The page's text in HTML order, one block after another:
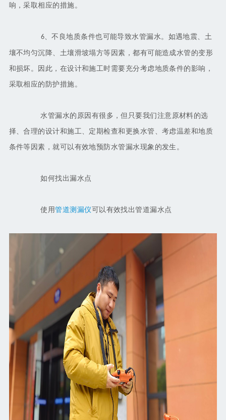
响，采取相应的措施。
6、不良地质条件也可能导致水管漏水。如遇地震、土
壤不均匀沉降、土壤滑坡塌方等因素，都有可能造成水管的变形
和损坏。因此，在设计和施工时需要充分考虑地质条件的影响，
采取相应的防护措施。
水管漏水的原因有很多，但只要我们注意原材料的选
择、合理的设计和施工、定期检查和更换水管、考虑温差和地质
条件等因素，就可以有效地预防水管漏水现象的发生。
如何找出漏水点
使用管道测漏仪可以有效找出管道漏水点